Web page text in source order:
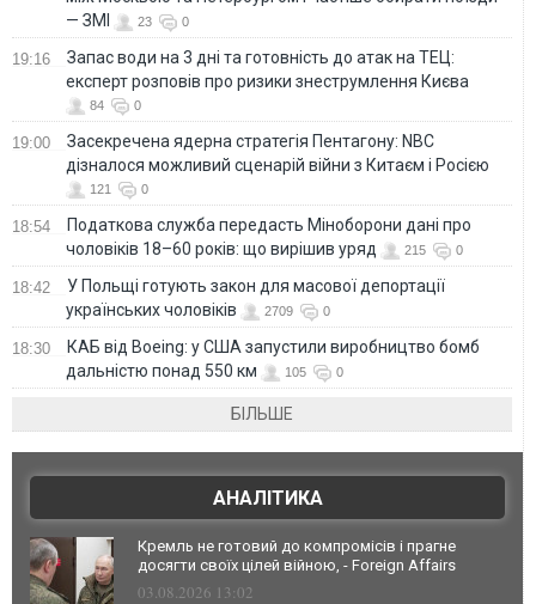
— ЗМІ
23 0
19:16
Запас води на 3 дні та готовність до атак на ТЕЦ:
експерт розповів про ризики знеструмлення Києва
84 0
19:00
Засекречена ядерна стратегія Пентагону: NBC
дізналося можливий сценарій війни з Китаєм і Росією
121 0
18:54
Податкова служба передасть Міноборони дані про
чоловіків 18–60 років: що вирішив уряд
215 0
18:42
У Польщі готують закон для масової депортації
українських чоловіків
2709 0
18:30
КАБ від Boeing: у США запустили виробництво бомб
дальністю понад 550 км
105 0
БІЛЬШЕ
АНАЛІТИКА
Кремль не готовий до компромісів і прагне
досягти своїх цілей війною, - Foreign Affairs
03.08.2026 13:02